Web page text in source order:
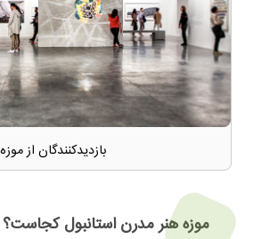
بازدیدکنندگان از موزه
موزه هنر مدرن استانبول کجاست؟